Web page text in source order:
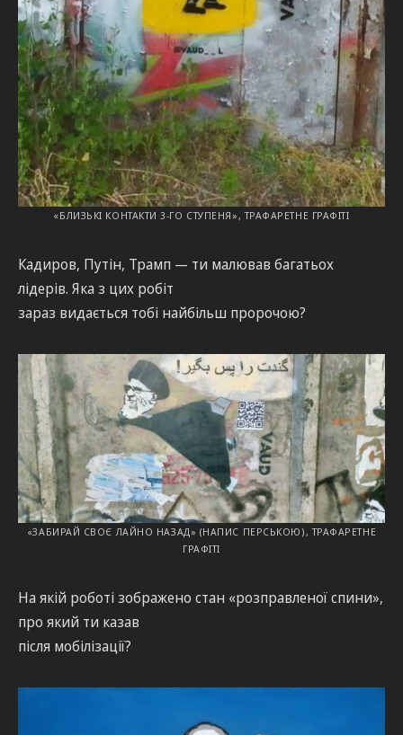
«БЛИЗЬКІ КОНТАКТИ 3-ГО СТУПЕНЯ», ТРАФАРЕТНЕ ГРАФІТІ
Кадиров, Путін, Трамп — ти малював багатьох
лідерів. Яка з цих робіт
зараз видається тобі найбільш пророчою?
«ЗАБИРАЙ СВОЄ ЛАЙНО НАЗАД» (НАПИС ПЕРСЬКОЮ), ТРАФАРЕТНЕ
ГРАФІТІ
На якій роботі зображено стан «розправленої спини»,
про який ти казав
після мобілізації?